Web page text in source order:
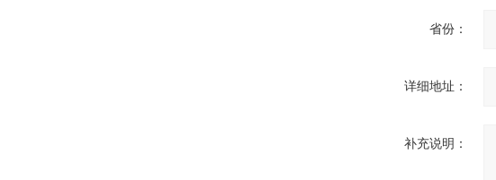
省份：
详细地址：
补充说明：